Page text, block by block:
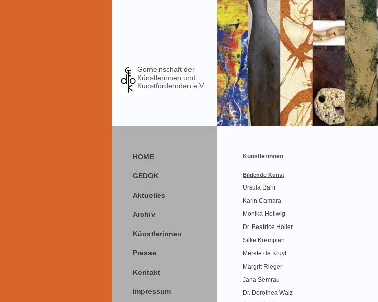
Gemeinschaft der
Künstlerinnen und
Kunstfördernden e.V.
HOME
GEDOK
Aktuelles
Archiv
Künstlerinnen
Presse
Kontakt
Impressum
Künstlerinnen
Bildende Kunst
Ursula Bahr
Karin Camara
Monika Hellwig
Dr. Beatrice Höller
Silke Krempien
Merete de Kruyf
Margrit Rieger
Jana Semrau
Dr. Dorothea Walz